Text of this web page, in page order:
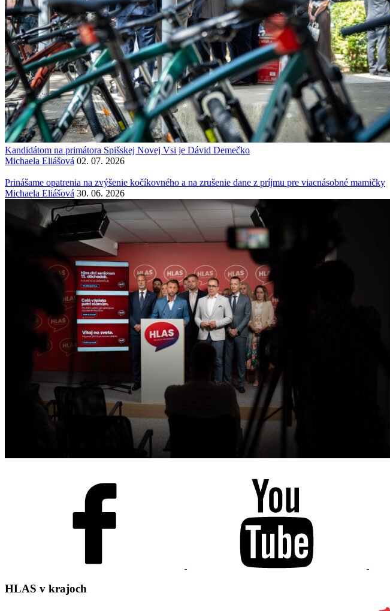
Kandidátom na primátora Spišskej Novej Vsi je Dávid Demečko
Michaela Eliášová 02. 07. 2026
Prinášame opatrenia na zvýšenie kočíkovného a na zrušenie dane z príjmu pre viacnásobné mamičky
Michaela Eliášová 30. 06. 2026
HLAS v krajoch